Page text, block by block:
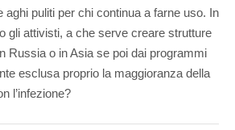
aghi puliti per chi continua a farne uso. In
gli attivisti, a che serve creare strutture
Russia o in Asia se poi dai programmi
esclusa proprio la maggioranza della
l’infezione?